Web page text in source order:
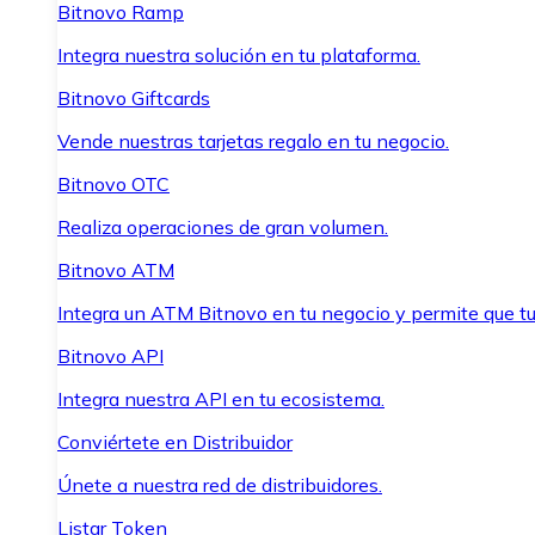
Bitnovo Ramp
Integra nuestra solución en tu plataforma.
Bitnovo Giftcards
Vende nuestras tarjetas regalo en tu negocio.
Bitnovo OTC
Realiza operaciones de gran volumen.
Bitnovo ATM
Integra un ATM Bitnovo en tu negocio y permite que
Bitnovo API
Integra nuestra API en tu ecosistema.
Conviértete en Distribuidor
Únete a nuestra red de distribuidores.
Listar Token